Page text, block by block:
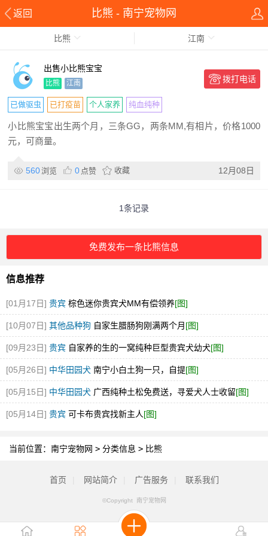
返回 比熊 - 南宁宠物网
比熊 江南
出售小比熊宝宝
比熊 江南 拨打电话
已做驱虫 已打疫苗 个人家养 纯血纯种
小比熊宝宝出生两个月，三条GG，两条MM,有相片，价格1000
元，可商量。
560浏览 0 点赞 收藏 12月08日
1条记录
免费发布一条比熊信息
信息推荐
[01月17日] 贵宾 棕色迷你贵宾犬MM有偿领养[图]
[10月07日] 其他品种狗 自家生腊肠狗刚满两个月 [图]
[09月23日] 贵宾 自家养的生的一窝纯种巨型贵宾犬幼犬[图]
[05月26日] 中华田园犬 南宁小白土狗一只，自提[图]
[05月15日] 中华田园犬 广西纯种土松免费送，寻爱犬人士收留[图]
[05月14日] 贵宾 可卡布贵宾找新主人[图]
当前位置： 南宁宠物网 > 分类信息 > 比熊
首页 网站简介 广告服务 联系我们
©Copyright 南宁宠物网